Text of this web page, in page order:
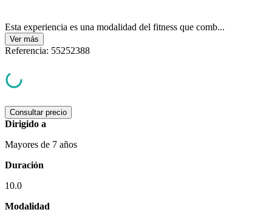
Esta experiencia es una modalidad del fitness que comb...
Ver más
Referencia: 55252388
Consultar precio
Dirigido a
Mayores de 7 años
Duración
10.0
Modalidad